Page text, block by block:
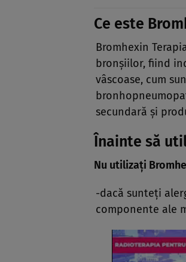
Ce este
Bromhexin
bronşiilor, fiind
vâscoase, cum
secundară şi
Înainte să
Nu utilizaţi
-dacă sunteţi
componente ale